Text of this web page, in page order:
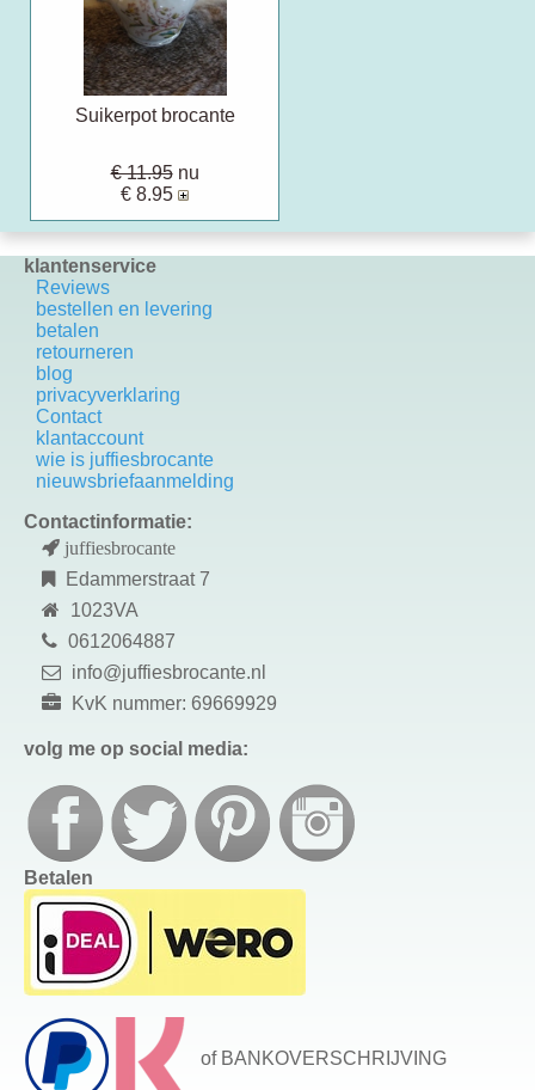
Suikerpot brocante
€ 11.95nu
€ 8.95
klantenservice
Reviews
bestellen en levering
betalen
retourneren
blog
privacyverklaring
Contact
k lantaccount
wie is juffiesbrocante
nieuwsbriefaanmelding
Contactinformatie:
juffiesbrocante
Edammerstraat 7
1023VA
0612064887
info@juffiesbrocante.nl
KvK nummer: 69669929
volg me op social media:
Betalen
of BANKOVERSCHRIJVING